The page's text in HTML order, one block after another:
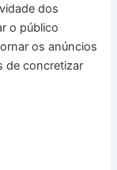
dos
o público
os anúncios
de concretizar